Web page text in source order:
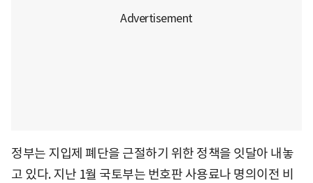
정부는 지입제 폐단을 근절하기 위한 정책을 잇달아 내놓
고 있다. 지난 1월 국토부는 번호판 사용료나 명의이전 비